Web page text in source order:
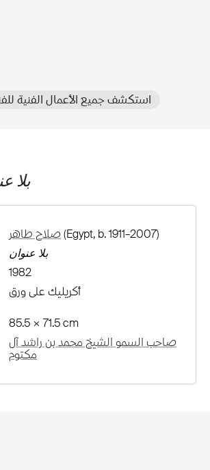
● استكشف جميع الأعمال الفنية
بلا
صلاح طاهر (Egypt, b. 1911–2007)
بلا عنوان
1982
أكريليك على ورق
85.5 × 71.5 cm
صاحب السمو الشيخ محمد بن راشد آل
مكتوم